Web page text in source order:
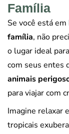
Família
Se você está em
família, não
o lugar ideal
com seus entes
animais
para viajar com
Imagine relaxar
tropicais